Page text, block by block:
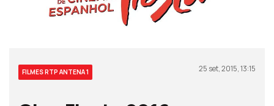
FILMES RTP ANTENA 1 25 set, 2015, 13:15